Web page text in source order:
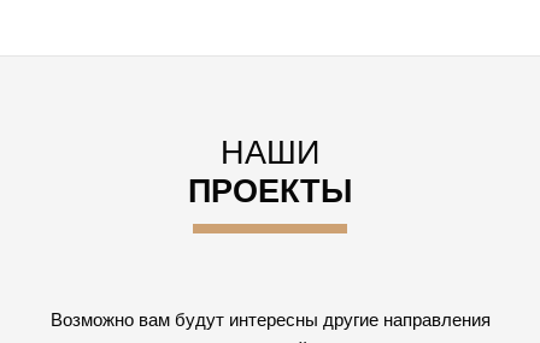
НАШИ
ПРОЕКТЫ
Возможно вам будут интересны другие направления